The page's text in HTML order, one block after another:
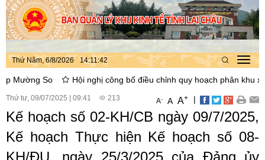
Thứ Năm, 6/8/2026 14:11:43
So Hội nghị công bố điều chỉnh quy hoạch phân khu xây
Thứ tư, 09/07/2025 09:41 213 A- A A+ |
Kế hoạch số 02-KH/CB ngày 09/7/2025,
Kế hoạch Thực hiện Kế hoạch số 08-
KH/ĐU, ngày 25/3/2025 của Đảng ủy